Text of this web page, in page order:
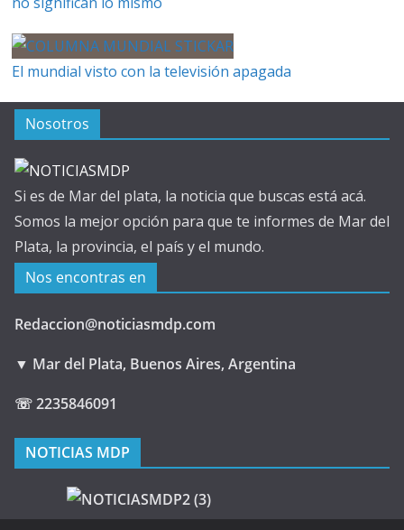
El mundial visto con la televisión apagada
Nosotros
Si es de Mar del plata, la noticia que buscas está acá.
Somos la mejor opción para que te informes de Mar del
Plata, la provincia, el país y el mundo.
Nos encontras en
Redaccion@noticiasmdp.com
▼ Mar del Plata, Buenos Aires, Argentina
☏ 2235846091
NOTICIAS MDP